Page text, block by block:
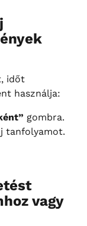
időt
használja:
gombra.
tanfolyamot.
vagy